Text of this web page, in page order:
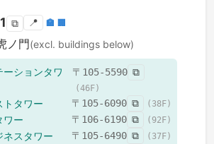
⧉ 📍 🏣 🏢
ノ門(excl. buildings below)
ーションタワ
〒 105-5590 ⧉
(46F)
トタワー 〒 105-6090 ⧉ ( 38F)
ワー 〒 106-6190 ⧉ ( 92 F)
ネスタワー 〒 105-6490 ⧉ ( 37F)